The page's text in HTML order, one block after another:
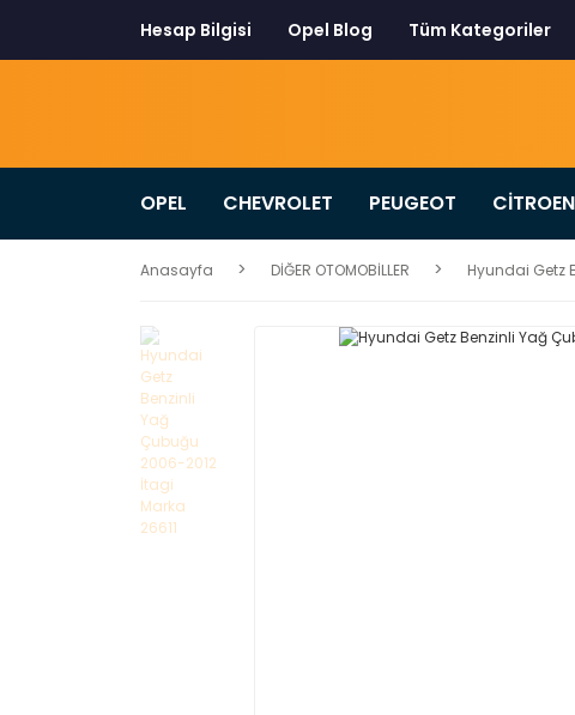
Hesap Bilgisi Opel Blog Tüm Kategoriler
OPEL CHEVROLET PEUGEOT CİTROEN
Anasayfa DİĞER OTOMOBİLLER Hyundai Getz